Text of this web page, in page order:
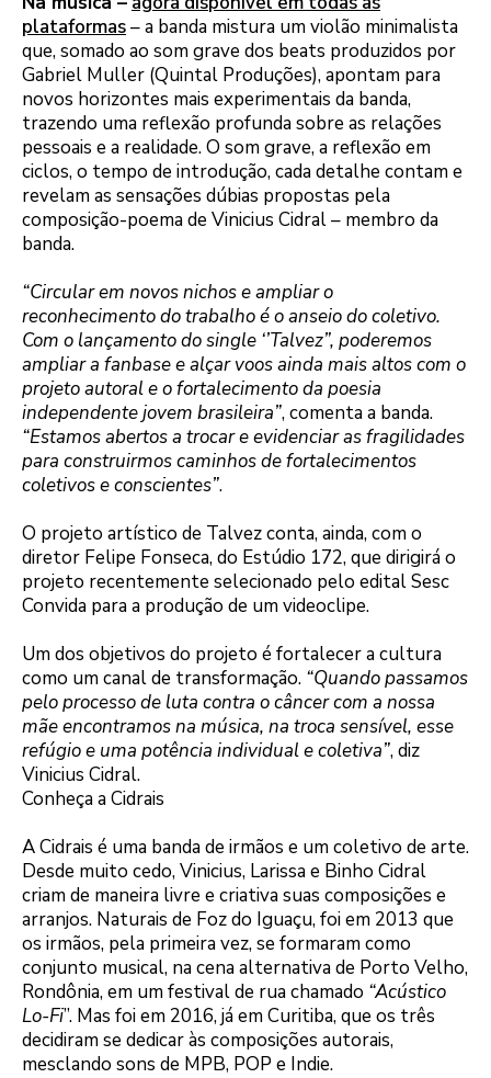
plataformas– a banda mistura um violão minimalista
que, somado ao som grave dos beats produzidos por
Gabriel Muller (Quintal Produções), apontam para
novos horizontes mais experimentais da banda,
trazendo uma reflexão profunda sobre as relações
pessoais e a realidade. O som grave, a reflexão em
ciclos, o tempo de introdução, cada detalhe contam e
revelam as sensações dúbias propostas pela
composição-poema de Vinicius Cidral – membro da
banda.
“Circular em novos nichos e ampliar o
reconhecimento do trabalho é o anseio do coletivo.
Com o lançamento do single ‘’Talvez”, poderemos
ampliar a fanbase e alçar voos ainda mais altos com o
projeto autoral e o fortalecimento da poesia
independente jovem brasileira”, comenta a banda.
“Estamos abertos a trocar e evidenciar as fragilidades
para construirmos caminhos de fortalecimentos
coletivos e conscientes”.
O projeto artístico de Talvez conta, ainda, com o
diretor Felipe Fonseca, do Estúdio 172, que dirigirá o
projeto recentemente selecionado pelo edital Sesc
Convida para a produção de um videoclipe.
Um dos objetivos do projeto é fortalecer a cultura
como um canal de transformação. “Quando passamos
pelo processo de luta contra o câncer com a nossa
mãe encontramos na música, na troca sensível, esse
refúgio e uma potência individual e coletiva”, diz
Vinicius Cidral.
Conheça a Cidrais
A Cidrais é uma banda de irmãos e um coletivo de arte.
Desde muito cedo, Vinicius, Larissa e Binho Cidral
criam de maneira livre e criativa suas composições e
arranjos. Naturais de Foz do Iguaçu, foi em 2013 que
os irmãos, pela primeira vez, se formaram como
conjunto musical, na cena alternativa de Porto Velho,
Rondônia, em um festival de rua chamado “Acústico
Lo-Fi”. Mas foi em 2016, já em Curitiba, que os três
decidiram se dedicar às composições autorais,
mesclando sons de MPB, POP e Indie.